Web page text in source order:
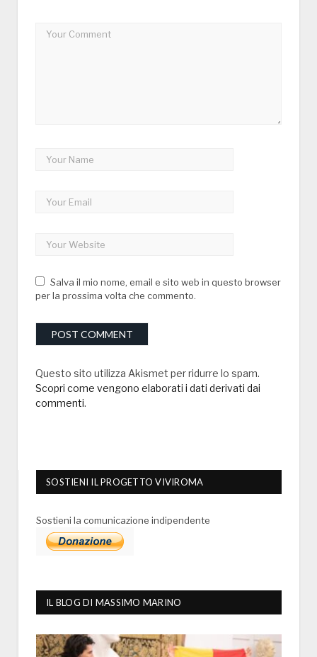
Salva il mio nome, email e sito web in questo browser
per la prossima volta che commento.
Questo sito utilizza Akismet per ridurre lo spam.
Scopri come vengono elaborati i dati derivati dai
commenti.
SOSTIENI IL PROGETTO VIVIROMA
Sostieni la comunicazione indipendente
IL BLOG DI MASSIMO MARINO